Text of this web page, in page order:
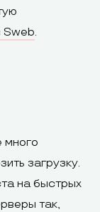
Sweb.
много
загрузку.
на быстрых
так,